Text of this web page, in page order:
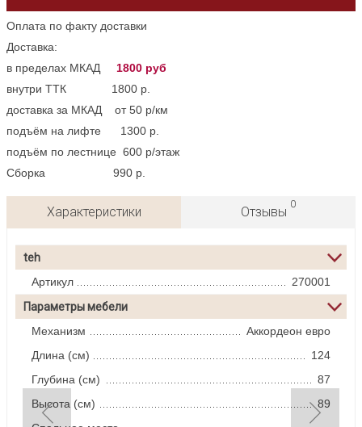
Оплата по факту доставки
Доставка:
в пределах МКАД 1800 руб
внутри ТТК 1800 р.
доставка за МКАД от 50 р/км
подъём на лифте 1300 р.
подъём по лестнице 600 р/этаж
Сборка 990 р.
Характеристики Отзывы
0
teh
Артикул
270001
Параметры мебели
Механизм
Аккордеон евро
Длина (см)
124
Глубина (см)
87
Высота (см)
89